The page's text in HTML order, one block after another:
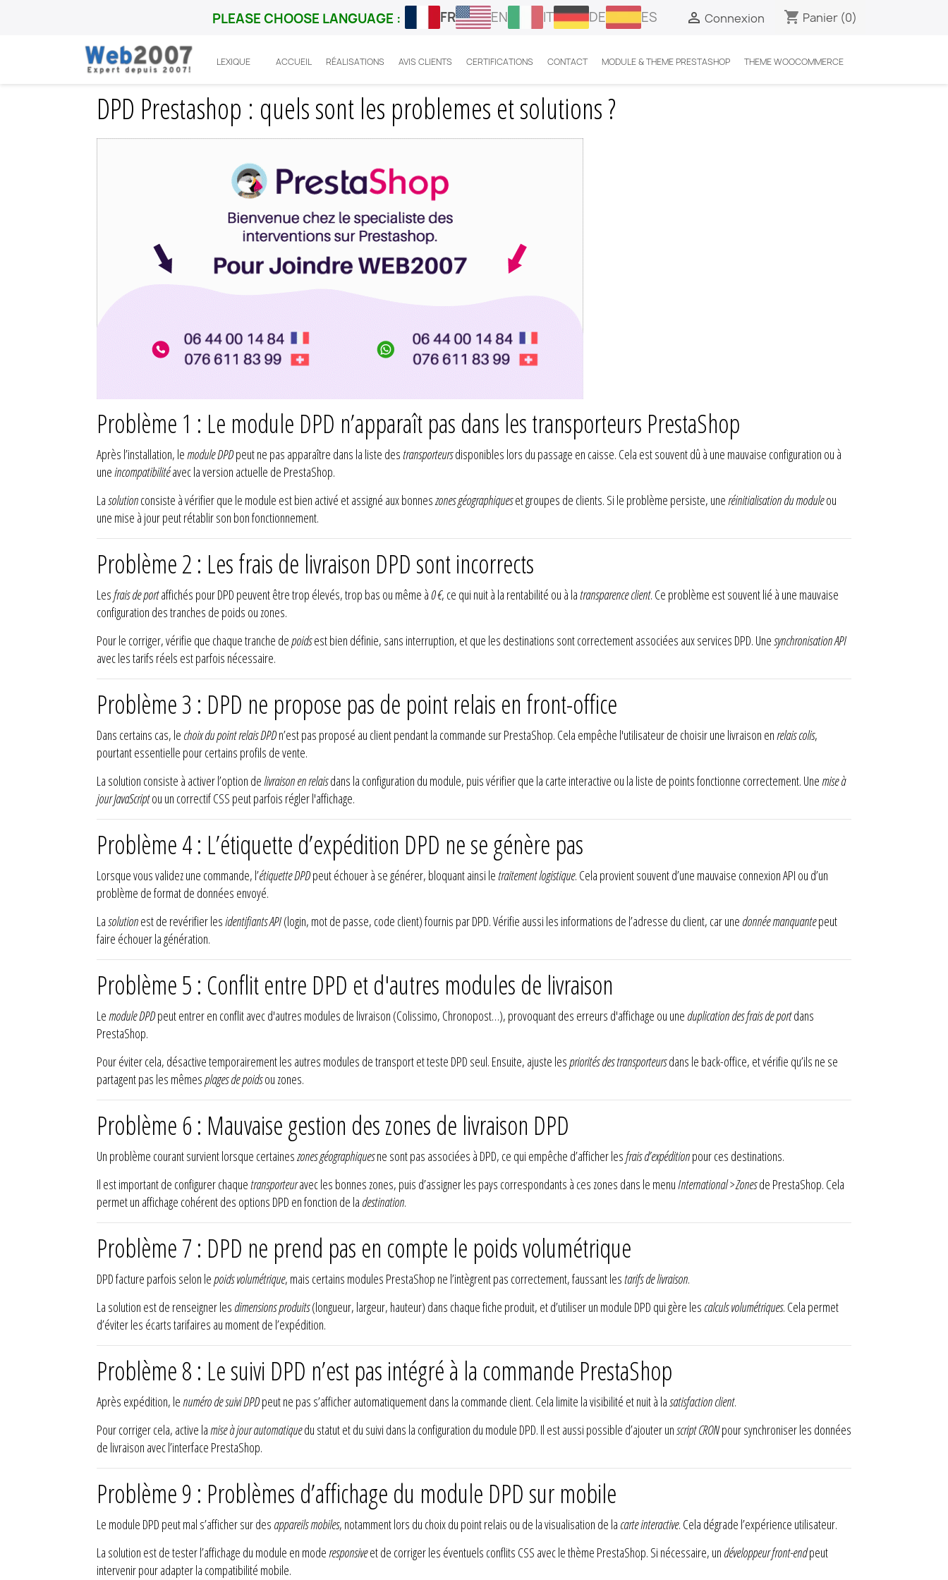
PLEASE CHOOSE LANGUAGE : FR EN IT DE ES  Connexion shopping_cart Panier (0)
LEXIQUE ACCUEIL RÉALISATIONS AVIS CLIENTS CERTIFICATIONS CONTACT MODULE & THEME PRESTASHOP THEME WOOCOMMERCE
Accueil Prestashop
DPD Prestashop : quels sont les problemes et solutions ?
Problème 1 : Le module DPD n’apparaît pas dans les transporteurs PrestaShop
Après l’installation, lemodule DPDpeut ne pas apparaître dans la liste destransporteursdisponibles lors du passage en caisse. Cela est souvent dû à une mauvaise configuration ou à
uneincompatibilitéavec la version actuelle de PrestaShop.
Lasolutionconsiste à vérifier que le module est bien activé et assigné aux bonneszones géographiqueset groupes de clients. Si le problème persiste, uneréinitialisation du moduleou
une mise à jour peut rétablir son bon fonctionnement.
Problème 2 : Les frais de livraison DPD sont incorrects
Lesfrais de portaffichés pour DPD peuvent être trop élevés, trop bas ou même à0 €, ce qui nuit à la rentabilité ou à latransparence client. Ce problème est souvent lié à une mauvaise
configuration des tranches de poids ou zones.
Pour le corriger, vérifie que chaque tranche depoidsest bien définie, sans interruption, et que les destinations sont correctement associées aux services DPD. Unesynchronisation API
avec les tarifs réels est parfois nécessaire.
Problème 3 : DPD ne propose pas de point relais en front-office
Dans certains cas, le choix du point relais DPDn’est pas proposé au client pendant la commande sur PrestaShop. Cela empêche l'utilisateur de choisir une livraison enrelais colis,
pourtant essentielle pour certains profils de vente.
La solution consiste à activer l’option delivraison en relaisdans la configuration du module, puis vérifier que la carte interactive ou la liste de points fonctionne correctement. Unemise à
jour JavaScriptou un correctif CSS peut parfois régler l'affichage.
Problème 4 : L’étiquette d’expédition DPD ne se génère pas
Lorsque vous validez une commande, l’étiquette DPDpeut échouer à se générer, bloquant ainsi letraitement logistique. Cela provient souvent d’une mauvaise connexion API ou d’un
problème de format de données envoyé.
Lasolutionest de revérifier lesidentifiants API(login, mot de passe, code client) fournis par DPD. Vérifie aussi les informations de l’adresse du client, car une donnée manquantepeut
faire échouer la génération.
Problème 5 : Conflit entre DPD et d'autres modules de livraison
Lemodule DPDpeut entrer en conflit avec d'autres modules de livraison (Colissimo, Chronopost…), provoquant des erreurs d'affichage ou une duplication des frais de portdans
PrestaShop.
Pour éviter cela, désactive temporairement les autres modules de transport et teste DPD seul. Ensuite, ajuste lespriorités des transporteursdans le back-office, et vérifie qu’ils ne se
partagent pas les mêmesplages de poidsou zones.
Problème 6 : Mauvaise gestion des zones de livraison DPD
Un problème courant survient lorsque certaineszones géographiquesne sont pas associées à DPD, ce qui empêche d’afficher lesfrais d’expéditionpour ces destinations.
Il est important de configurer chaquetransporteuravec les bonnes zones, puis d’assigner les pays correspondants à ces zones dans le menuInternational > Zonesde PrestaShop. Cela
permet un affichage cohérent des options DPD en fonction de la destination.
Problème 7 : DPD ne prend pas en compte le poids volumétrique
DPD facture parfois selon lepoids volumétrique, mais certains modules PrestaShop ne l’intègrent pas correctement, faussant lestarifs de livraison.
La solution est de renseigner les dimensions produits(longueur, largeur, hauteur) dans chaque fiche produit, et d’utiliser un module DPD qui gère les calculs volumétriques. Cela permet
d’éviter les écarts tarifaires au moment de l’expédition.
Problème 8 : Le suivi DPD n’est pas intégré à la commande PrestaShop
Après expédition, lenuméro de suivi DPDpeut ne pas s’afficher automatiquement dans la commande client. Cela limite la visibilité et nuit à lasatisfaction client.
Pour corriger cela, active lamise à jour automatiquedu statut et du suivi dans la configuration du module DPD. Il est aussi possible d’ajouter unscript CRONpour synchroniser les données
de livraison avec l’interface PrestaShop.
Problème 9 : Problèmes d’affichage du module DPD sur mobile
Le module DPD peut mal s’afficher sur des appareils mobiles, notamment lors du choix du point relais ou de la visualisation de la carte interactive. Cela dégrade l’expérience utilisateur.
La solution est de tester l’affichage du module en moderesponsiveet de corriger les éventuels conflits CSS avec le thème PrestaShop. Si nécessaire, un développeur front-endpeut
intervenir pour adapter la compatibilité mobile.